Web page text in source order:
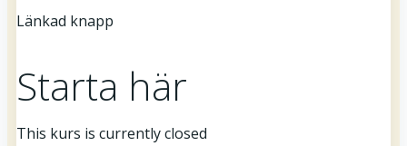
Länkad knapp
Starta här
This kurs is currently closed